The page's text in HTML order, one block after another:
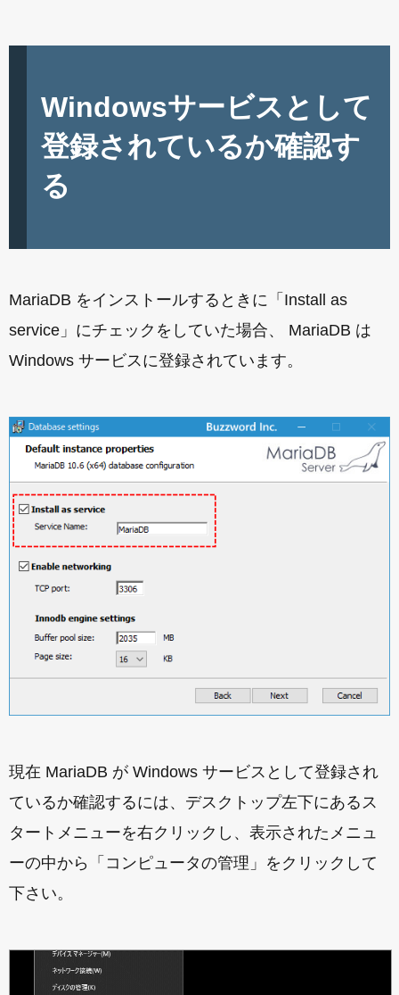
Windowsサービスとして
登録されているか確認す
る
MariaDB をインストールするときに「Install as
service」にチェックをしていた場合、 MariaDB は
Windows サービスに登録されています。
現在 MariaDB が Windows サービスとして登録され
ているか確認するには、デスクトップ左下にあるス
タートメニューを右クリックし、表示されたメニュ
ーの中から「コンピュータの管理」をクリックして
下さい。